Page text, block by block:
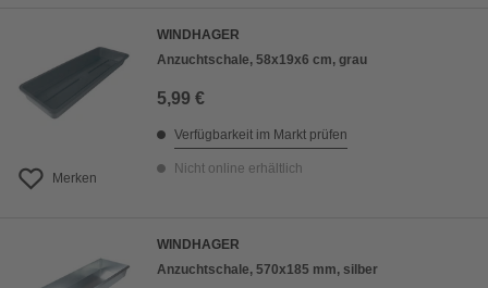
Merken
WINDHAGER
Anzuchtschale, 58x19x6 cm, grau
5,99 €
Verfügbarkeit im Markt prüfen
Nicht online erhältlich
WINDHAGER
Anzuchtschale, 570x185 mm, silber